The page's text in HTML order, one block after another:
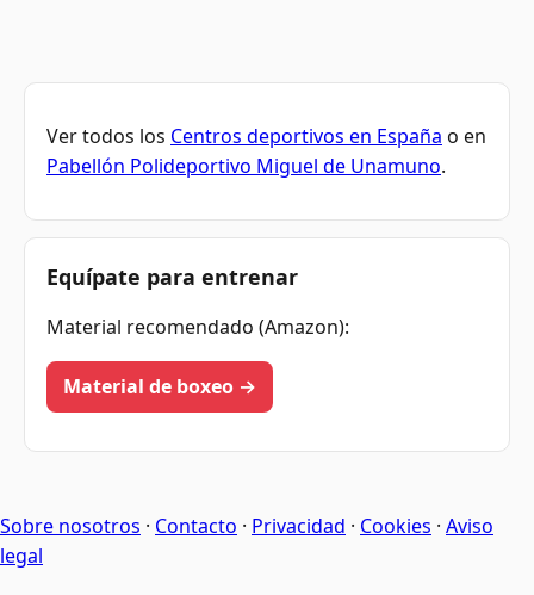
Ver todos los Centros deportivos en España o en
Pabellón Polideportivo Miguel de Unamuno.
Equípate para entrenar
Material recomendado (Amazon):
Material de boxeo →
Sobre nosotros · Contacto · Privacidad · Cookies · Aviso
legal